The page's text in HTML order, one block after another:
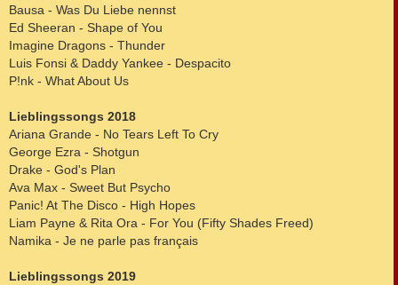
Bausa - Was Du Liebe nennst
Ed Sheeran - Shape of You
Imagine Dragons - Thunder
Luis Fonsi & Daddy Yankee - Despacito
P!nk - What About Us
Lieblingssongs 2018
Ariana Grande - No Tears Left To Cry
George Ezra - Shotgun
Drake - God's Plan
Ava Max - Sweet But Psycho
Panic! At The Disco - High Hopes
Liam Payne & Rita Ora - For You (Fifty Shades Freed)
Namika - Je ne parle pas français
Lieblingssongs 2019